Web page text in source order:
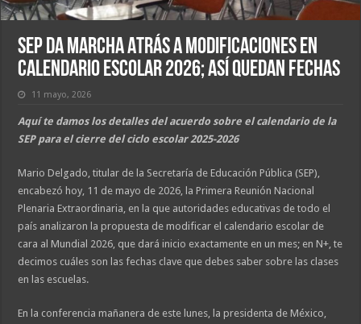
SEP da Marcha Atrás a Modificaciones en
Calendario Escolar 2026; Así Quedan Fechas
11 mayo, 2026
Aquí te damos los detalles del acuerdo sobre el calendario de la
SEP para el cierre del ciclo escolar 2025-2026
Mario Delgado, titular de la Secretaría de Educación Pública (SEP),
encabezó hoy, 11 de mayo de 2026, la Primera Reunión Nacional
Plenaria Extraordinaria, en la que autoridades educativas de todo el
país analizaron la propuesta de modificar el calendario escolar de
cara al Mundial 2026, que dará inicio exactamente en un mes; en N+, te
decimos cuáles son las fechas clave que debes saber sobre las clases
en las escuelas.
En la conferencia mañanera de este lunes, la presidenta de México,